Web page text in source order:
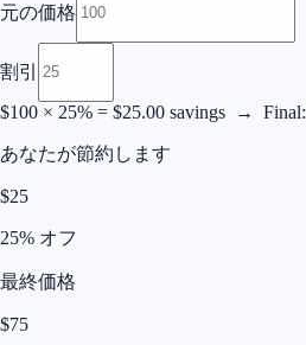
元の価格
割引
$100 × 25% = $25.00 savings → Final:
あなたが節約します
$25
25% オフ
最終価格
$75